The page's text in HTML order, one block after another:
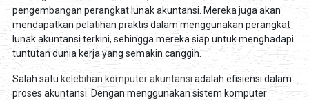
pengembangan perangkat lunak akuntansi. Mereka juga akan
mendapatkan pelatihan praktis dalam menggunakan perangkat
lunak akuntansi terkini, sehingga mereka siap untuk menghadapi
tuntutan dunia kerja yang semakin canggih.
Salah satu kelebihan komputer akuntansi adalah efisiensi dalam
proses akuntansi. Dengan menggunakan sistem komputer